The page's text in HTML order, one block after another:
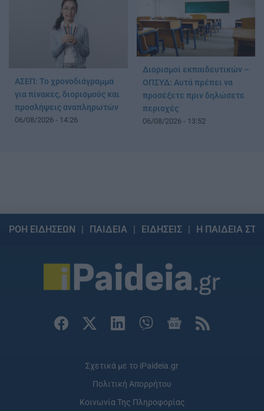
ΑΣΕΠ: Το χρονοδιάγραμμα
για πίνακες, διορισμούς και
προσλήψεις αναπληρωτών
06/08/2026 - 14:26
Διορισμοί εκπαιδευτικών –
ΟΠΣΥΔ: Αυτά πρέπει να
προσέξετε πριν δηλώσετε
περιοχές
06/08/2026 - 13:52
ΡΟΗ ΕΙΔΗΣΕΩΝ ΠΑΙΔΕΙΑ ΕΙΔΗΣΕΙΣ Η ΠΑΙΔΕΙΑ
Σχετικά με το iPaideia.gr
Πολιτική Απορρήτου
Κοινωνία Της Πληροφορίας